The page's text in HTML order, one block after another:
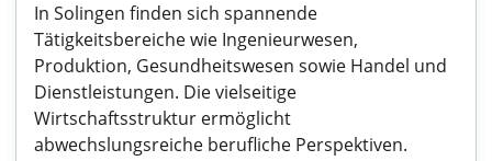
In Solingen finden sich spannende
Tätigkeitsbereiche wie Ingenieurwesen,
Produktion, Gesundheitswesen sowie Handel und
Dienstleistungen. Die vielseitige
Wirtschaftsstruktur ermöglicht
abwechslungsreiche berufliche Perspektiven.